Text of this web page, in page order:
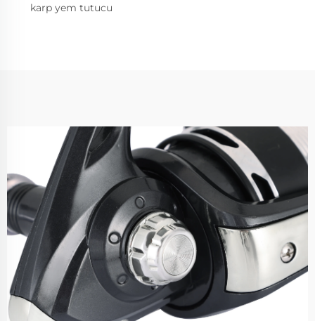
karp yem tutucu